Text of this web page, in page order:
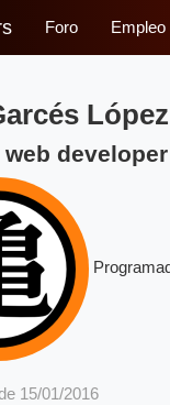
Foro Empleo
López
developer
15/01/2016